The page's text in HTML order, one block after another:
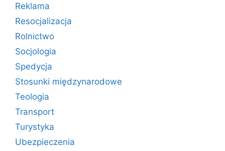
Reklama
Resocjalizacja
Rolnictwo
Socjologia
Spedycja
Stosunki międzynarodowe
Teologia
Transport
Turystyka
Ubezpieczenia